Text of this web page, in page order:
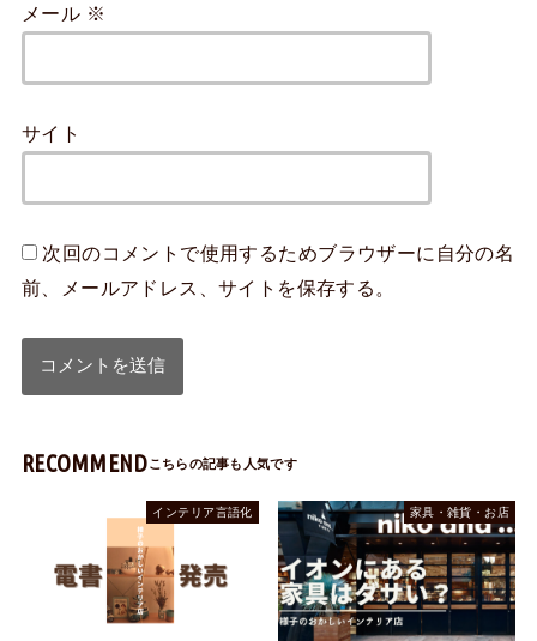
メール ※
サイト
次回のコメントで使用するためブラウザーに自分の名
前、メールアドレス、サイトを保存する。
RECOMMEND
インテリア言語化 家具・雑貨・お店